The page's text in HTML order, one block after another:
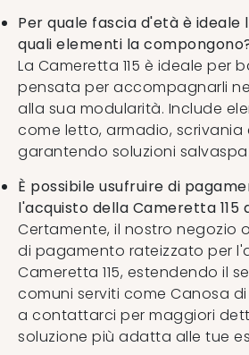
Per quale fascia d'età è ideale
quali elementi la
La Cameretta 115 è ideale per
pensata per accompagnarli
alla sua modularità. Include
come letto, armadio, scrivania
garantendo soluzioni
È possibile usufruire di
l'acquisto della Cameretta 115
Certamente, il nostro negozio
di pagamento rateizzato per
Cameretta 115, estendendo il
comuni serviti come Canosa di
a contattarci per maggiori
soluzione più adatta alle tue